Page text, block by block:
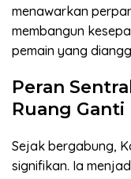
menawarkan
membangun
pemain yang
Peran
Ruang Ganti
Sejak bergabung,
signifikan. Ia